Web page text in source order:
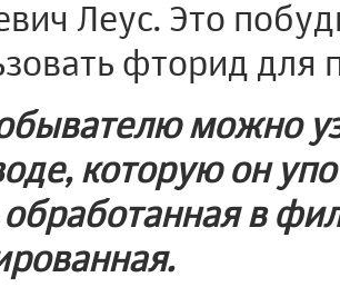
Леус. Это
фторид для
можно
которую он
в